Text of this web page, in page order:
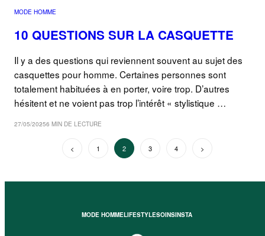
MODE HOMME
10 QUESTIONS SUR LA CASQUETTE
Il y a des questions qui reviennent souvent au sujet des
casquettes pour homme. Certaines personnes sont
totalement habituées à en porter, voire trop. D’autres
hésitent et ne voient pas trop l’intérêt « stylistique …
27/05/20256 MIN DE LECTURE
PAGINATION
PUBLICATIONS
Précédent 1 2 3 4 Suivant
MODE HOMMELIFESTYLESOINSINSTA